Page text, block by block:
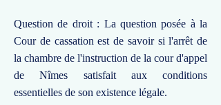
Question de droit : La question posée à la
Cour de cassation est de savoir si l'arrêt de
la chambre de l'instruction de la cour d'appel
de Nîmes satisfait aux conditions
essentielles de son existence légale.